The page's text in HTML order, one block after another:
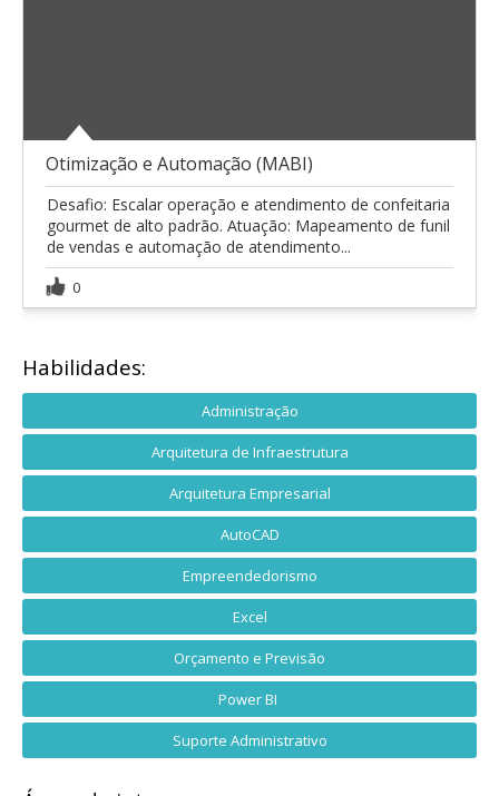
Otimização e Automação (MABI)
Desafio: Escalar operação e atendimento de confeitaria
gourmet de alto padrão. Atuação: Mapeamento de funil
de vendas e automação de atendimento...
0
Habilidades:
Administração
Arquitetura de Infraestrutura
Arquitetura Empresarial
AutoCAD
Empreendedorismo
Excel
Orçamento e Previsão
Power BI
Suporte Administrativo